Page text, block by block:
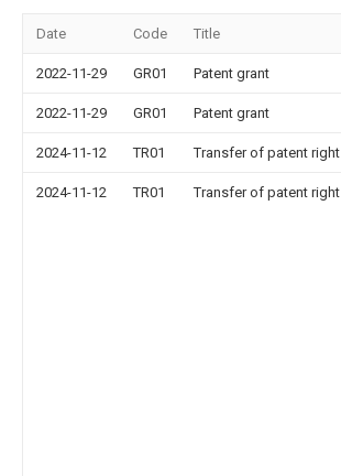
Date Code Title
2022-11-29 GR01 Patent grant
2022-11-29 GR01 Patent grant
2024-11-12 TR01 Transfer of patent right
2024-11-12 TR01 Transfer of patent right